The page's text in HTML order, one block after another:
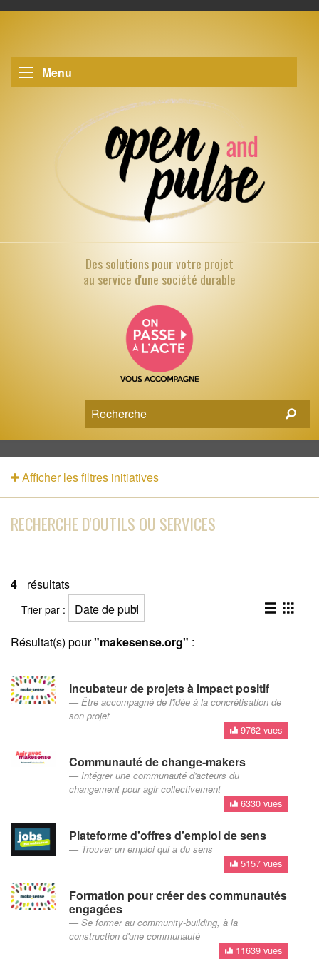
Menu
Des solutions pourvotre projet
au service d'une société durable
Afficher les filtres initiatives
RECHERCHE D'OUTILS OU SERVICES
4 résultats
Trier par :
Résultat(s) pour"makesense.org" :
Incubateur de projets à impact positif
Être accompagné de l'idée à la concrétisation de
son projet
9762 vues
Communauté de change-makers
Intégrer une communauté d'acteurs du
changement pour agir collectivement
6330 vues
Plateforme d'offres d'emploi de sens
Trouver un emploi qui a du sens
5157 vues
Formation pour créer des communautés
engagées
Se former au community-building, à la
construction d'une communauté
11639 vues